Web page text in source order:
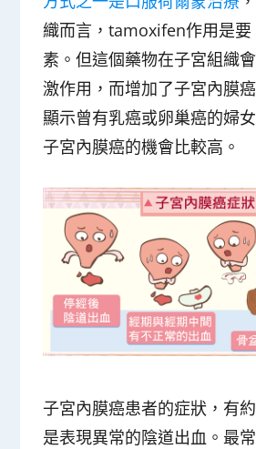
織而言，tamoxifen作用是要
素。但這個藥物在子宮組織
激作用，而增加了子宮內膜
顯示曾有乳癌或卵巢癌的婦
子宮內膜癌的機會比較高。
子宮內膜癌患者的症狀，有
是表現異常的陰道出血。最